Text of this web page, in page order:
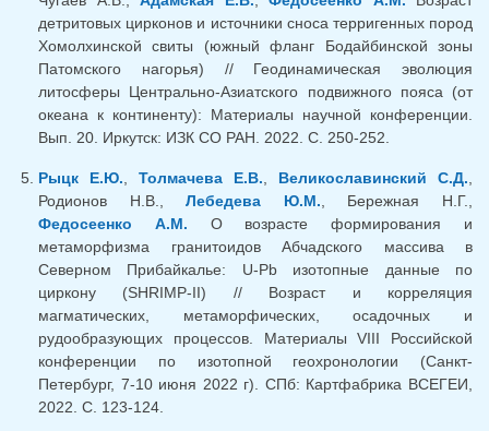
детритовых цирконов и источники сноса терригенных пород
Хомолхинской свиты (южный фланг Бодайбинской зоны
Патомского нагорья) // Геодинамическая эволюция
литосферы Центрально-Азиатского подвижного пояса (от
океана к континенту): Материалы научной конференции.
Вып. 20. Иркутск: ИЗК СО РАН. 2022. С. 250-252.
Рыцк Е.Ю. Толмачева Е.В. Великославинский С.Д.
Родионов Н.В.,Лебедева Ю.М. , Бережная Н.Г.,
Федосеенко А.М. О возрасте формирования и
метаморфизма гранитоидов Абчадского массива в
Северном Прибайкалье: U-Pb изотопные данные по
циркону (SHRIMP-II) // Возраст и корреляция
магматических, метаморфических, осадочных и
рудообразующих процессов. Материалы VIII Российской
конференции по изотопной геохронологии (Санкт-
Петербург, 7-10 июня 2022 г). СПб: Картфабрика ВСЕГЕИ,
2022. С. 123-124.